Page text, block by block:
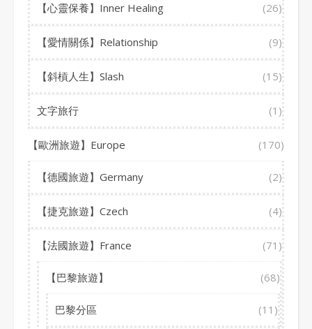
【心靈保養】Inner Healing (26)
【愛情關係】Relationship (9)
【斜槓人生】Slash (15)
文字旅行 (1)
【歐洲旅遊】Europe (170)
【德國旅遊】Germany (2)
【捷克旅遊】Czech (4)
【法國旅遊】France (71)
【巴黎旅遊】 (68)
巴黎分區 (11)